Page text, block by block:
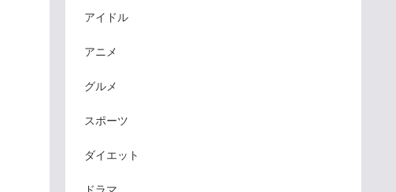
アイドル
アニメ
グルメ
スポーツ
ダイエット